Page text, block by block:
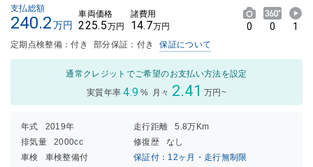
支払総額
240.2万円
車両価格
225.5万円
諸費用
14.7万円 0 0 1
定期点検整備：付き 部分保証：付き 保証について
通常クレジットでご希望のお支払い方法を設定
実質年率 4.9 % 月々 2.41 万円~
年式 2019年 走行距離
5.8万Km
排気量
2000cc 修復歴
なし
車検
車検整備付 保証付：12ヶ月・走行無制限